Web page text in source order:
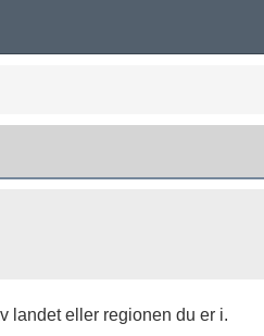
landet eller regionen du er i.